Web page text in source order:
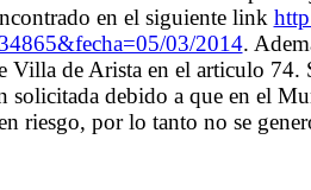
en el siguiente link
03/2014.
Villa de Arista en el articulo 74.
solicitada debido a que en el
riesgo, por lo tanto no se